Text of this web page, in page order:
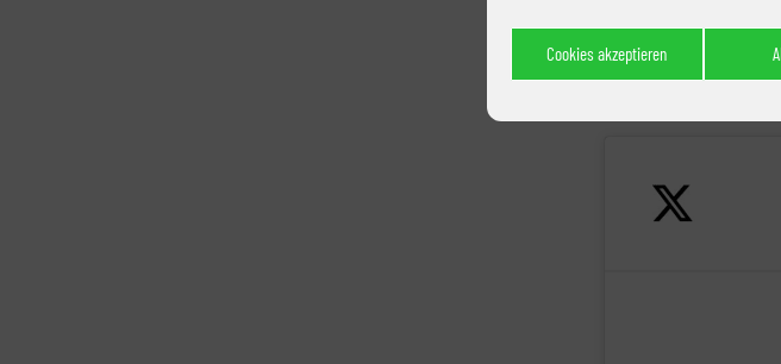
Cookies akzeptieren
Rippenverletzung für
derzeit auch mit
Rookie Keoantay